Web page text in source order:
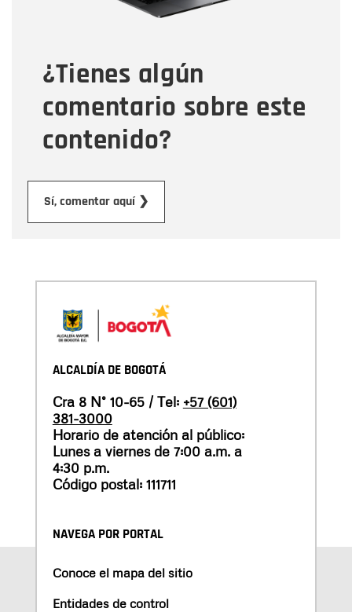
¿Tienes algún
comentario sobre este
contenido?
Sí, comentar aquí ❯
Tipo de comentario
Mensaje
ALCALDÍA DE BOGOTÁ
Cra 8 N° 10-65 / Tel: +57 (601)
381-3000
Horario de atención al público:
Lunes a viernes de 7:00 a.m. a
4:30 p.m.
Código postal: 111711
NAVEGA POR PORTAL
Conoce el mapa del sitio
Entidades de control